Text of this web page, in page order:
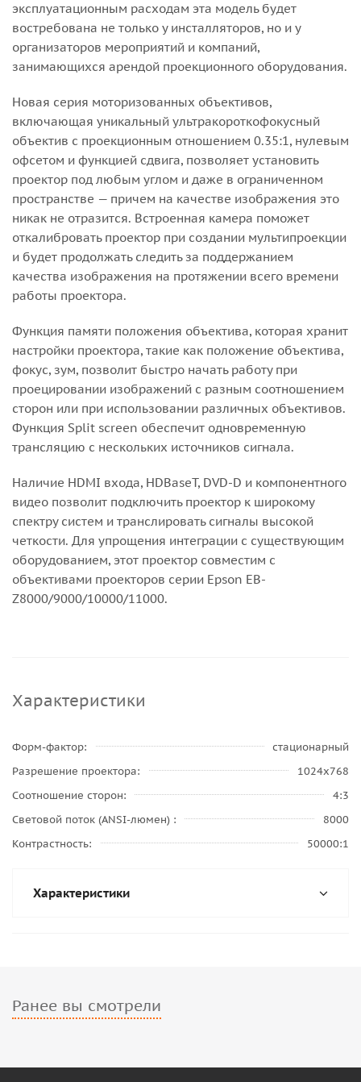
эксплуатационным расходам эта модель будет
востребована не только у инсталляторов, но и у
организаторов мероприятий и компаний,
занимающихся арендой проекционного оборудования.
Новая серия моторизованных объективов,
включающая уникальный ультракороткофокусный
объектив с проекционным отношением 0.35:1, нулевым
офсетом и функцией сдвига, позволяет установить
проектор под любым углом и даже в ограниченном
пространстве — причем на качестве изображения это
никак не отразится. Встроенная камера поможет
откалибровать проектор при создании мультипроекции
и будет продолжать следить за поддержанием
качества изображения на протяжении всего времени
работы проектора.
Функция памяти положения объектива, которая хранит
настройки проектора, такие как положение объектива,
фокус, зум, позволит быстро начать работу при
проецировании изображений с разным соотношением
сторон или при использовании различных объективов.
Функция Split screen обеспечит одновременную
трансляцию с нескольких источников сигнала.
Наличие HDMI входа, НDBaseT, DVD-D и компонентного
видео позволит подключить проектор к широкому
спектру систем и транслировать сигналы высокой
четкости. Для упрощения интеграции с существующим
оборудованием, этот проектор совместим с
объективами проекторов серии Epson EB-
Z8000/9000/10000/11000.
Характеристики
Форм-фактор
стационарный
Разрешение проектора
1024x768
Соотношение сторон
4:3
Световой поток (ANSI-люмен)
8000
Контрастность
50000:1
Характеристики
Ранее вы смотрели